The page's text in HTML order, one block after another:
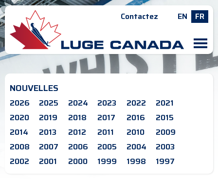
Contactez EN FR
M
NOUVELLES
2026 2025 2024 2023 2022
2021
2020
2019 2018 2017 2016
2015
2014
2013 2012 2011 2010
2009
2008
2007 2006 2005 2004
2003
2002
2001 2000 1999 1998 1997